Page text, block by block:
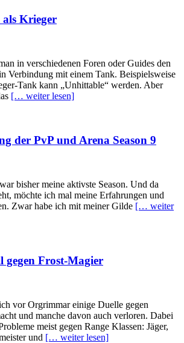
Krieger
in verschiedenen Foren oder Guides den
Verbindung mit einem Tank. Beispielsweise
Tank kann „Unhittable“ werden. Aber
[… weiter lesen]
der PvP und Arena Season 9
bisher meine aktivste Season. Und da
möchte ich mal meine Erfahrungen und
Zwar habe ich mit meiner Gilde [… weiter
gegen Frost-Magier
vor Orgrimmar einige Duelle gegen
und manche davon auch verloren. Dabei
meist gegen Range Klassen: Jäger,
und [… weiter lesen]